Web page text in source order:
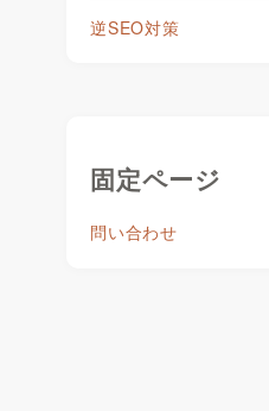
逆SEO対策
固定ページ
問い合わせ